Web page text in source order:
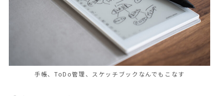
手帳、ToDo管理、スケッチブックなんでもこなす